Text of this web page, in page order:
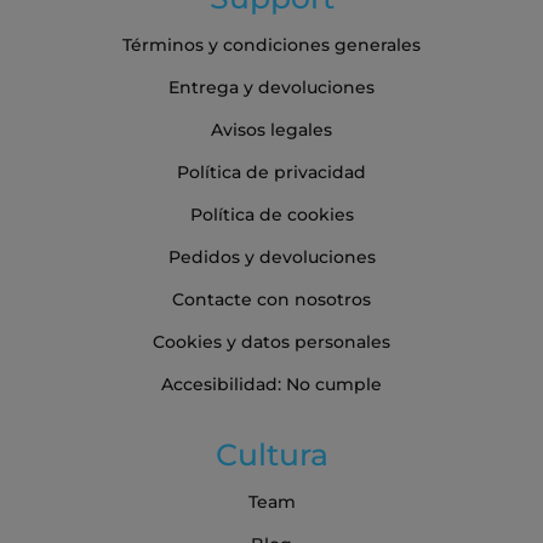
Términos y condiciones generales
Entrega y devoluciones
Avisos legales
Política de privacidad
Política de cookies
Pedidos y devoluciones
Contacte con nosotros
Cookies y datos personales
Accesibilidad: No cumple
Cultura
Team